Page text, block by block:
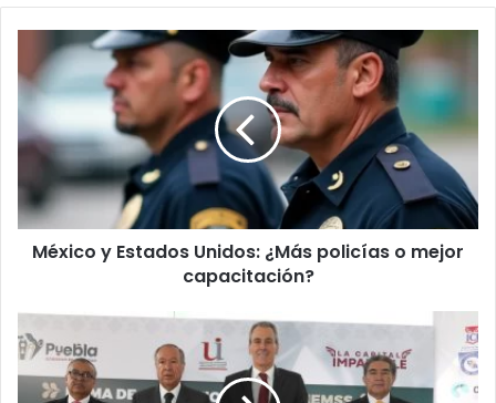
x
c
E
s
s
México y Estados Unidos: ¿Más policías o mejor
capacitación?
B